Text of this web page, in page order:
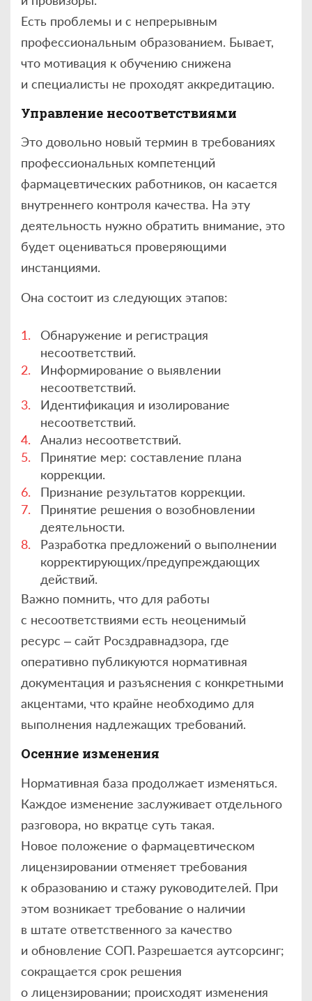
Есть проблемы и с непрерывным
профессиональным образованием. Бывает,
что мотивация к обучению снижена
и специалисты не проходят аккредитацию.
Управление несоответствиями
Это довольно новый термин в требованиях
профессиональных компетенций
фармацевтических работников, он касается
внутреннего контроля качества. На эту
деятельность нужно обратить внимание, это
будет оцениваться проверяющими
инстанциями.
Она состоит из следующих этапов:
Обнаружение и регистрация
несоответствий.
Информирование о выявлении
несоответствий.
Идентификация и изолирование
несоответствий.
Анализ несоответствий.
Принятие мер: составление плана
коррекции.
Признание результатов коррекции.
Принятие решения о возобновлении
деятельности.
Разработка предложений о выполнении
корректирующих/предупреждающих
действий.
Важно помнить, что для работы
с несоответствиями есть неоценимый
ресурс – сайт Росздравнадзора, где
оперативно публикуются нормативная
документация и разъяснения с конкретными
акцентами, что крайне необходимо для
выполнения надлежащих требований.
Осенние изменения
Нормативная база продолжает изменяться.
Каждое изменение заслуживает отдельного
разговора, но вкратце суть такая.
Новое положение о фармацевтическом
лицензировании отменяет требования
к образованию и стажу руководителей. При
этом возникает требование о наличии
в штате ответственного за качество
и обновление СОП. Разрешается аутсорсинг;
сокращается срок решения
о лицензировании; происходят изменения